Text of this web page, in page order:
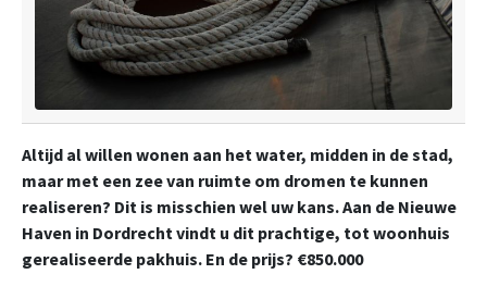
Altijd al willen wonen aan het water, midden in de stad,
maar met een zee van ruimte om dromen te kunnen
realiseren? Dit is misschien wel uw kans. Aan de Nieuwe
Haven in Dordrecht vindt u dit prachtige, tot woonhuis
gerealiseerde pakhuis. En de prijs? €850.000